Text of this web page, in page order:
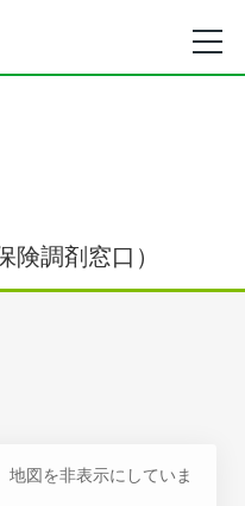
調剤窓口）
地図を非表示にしていま